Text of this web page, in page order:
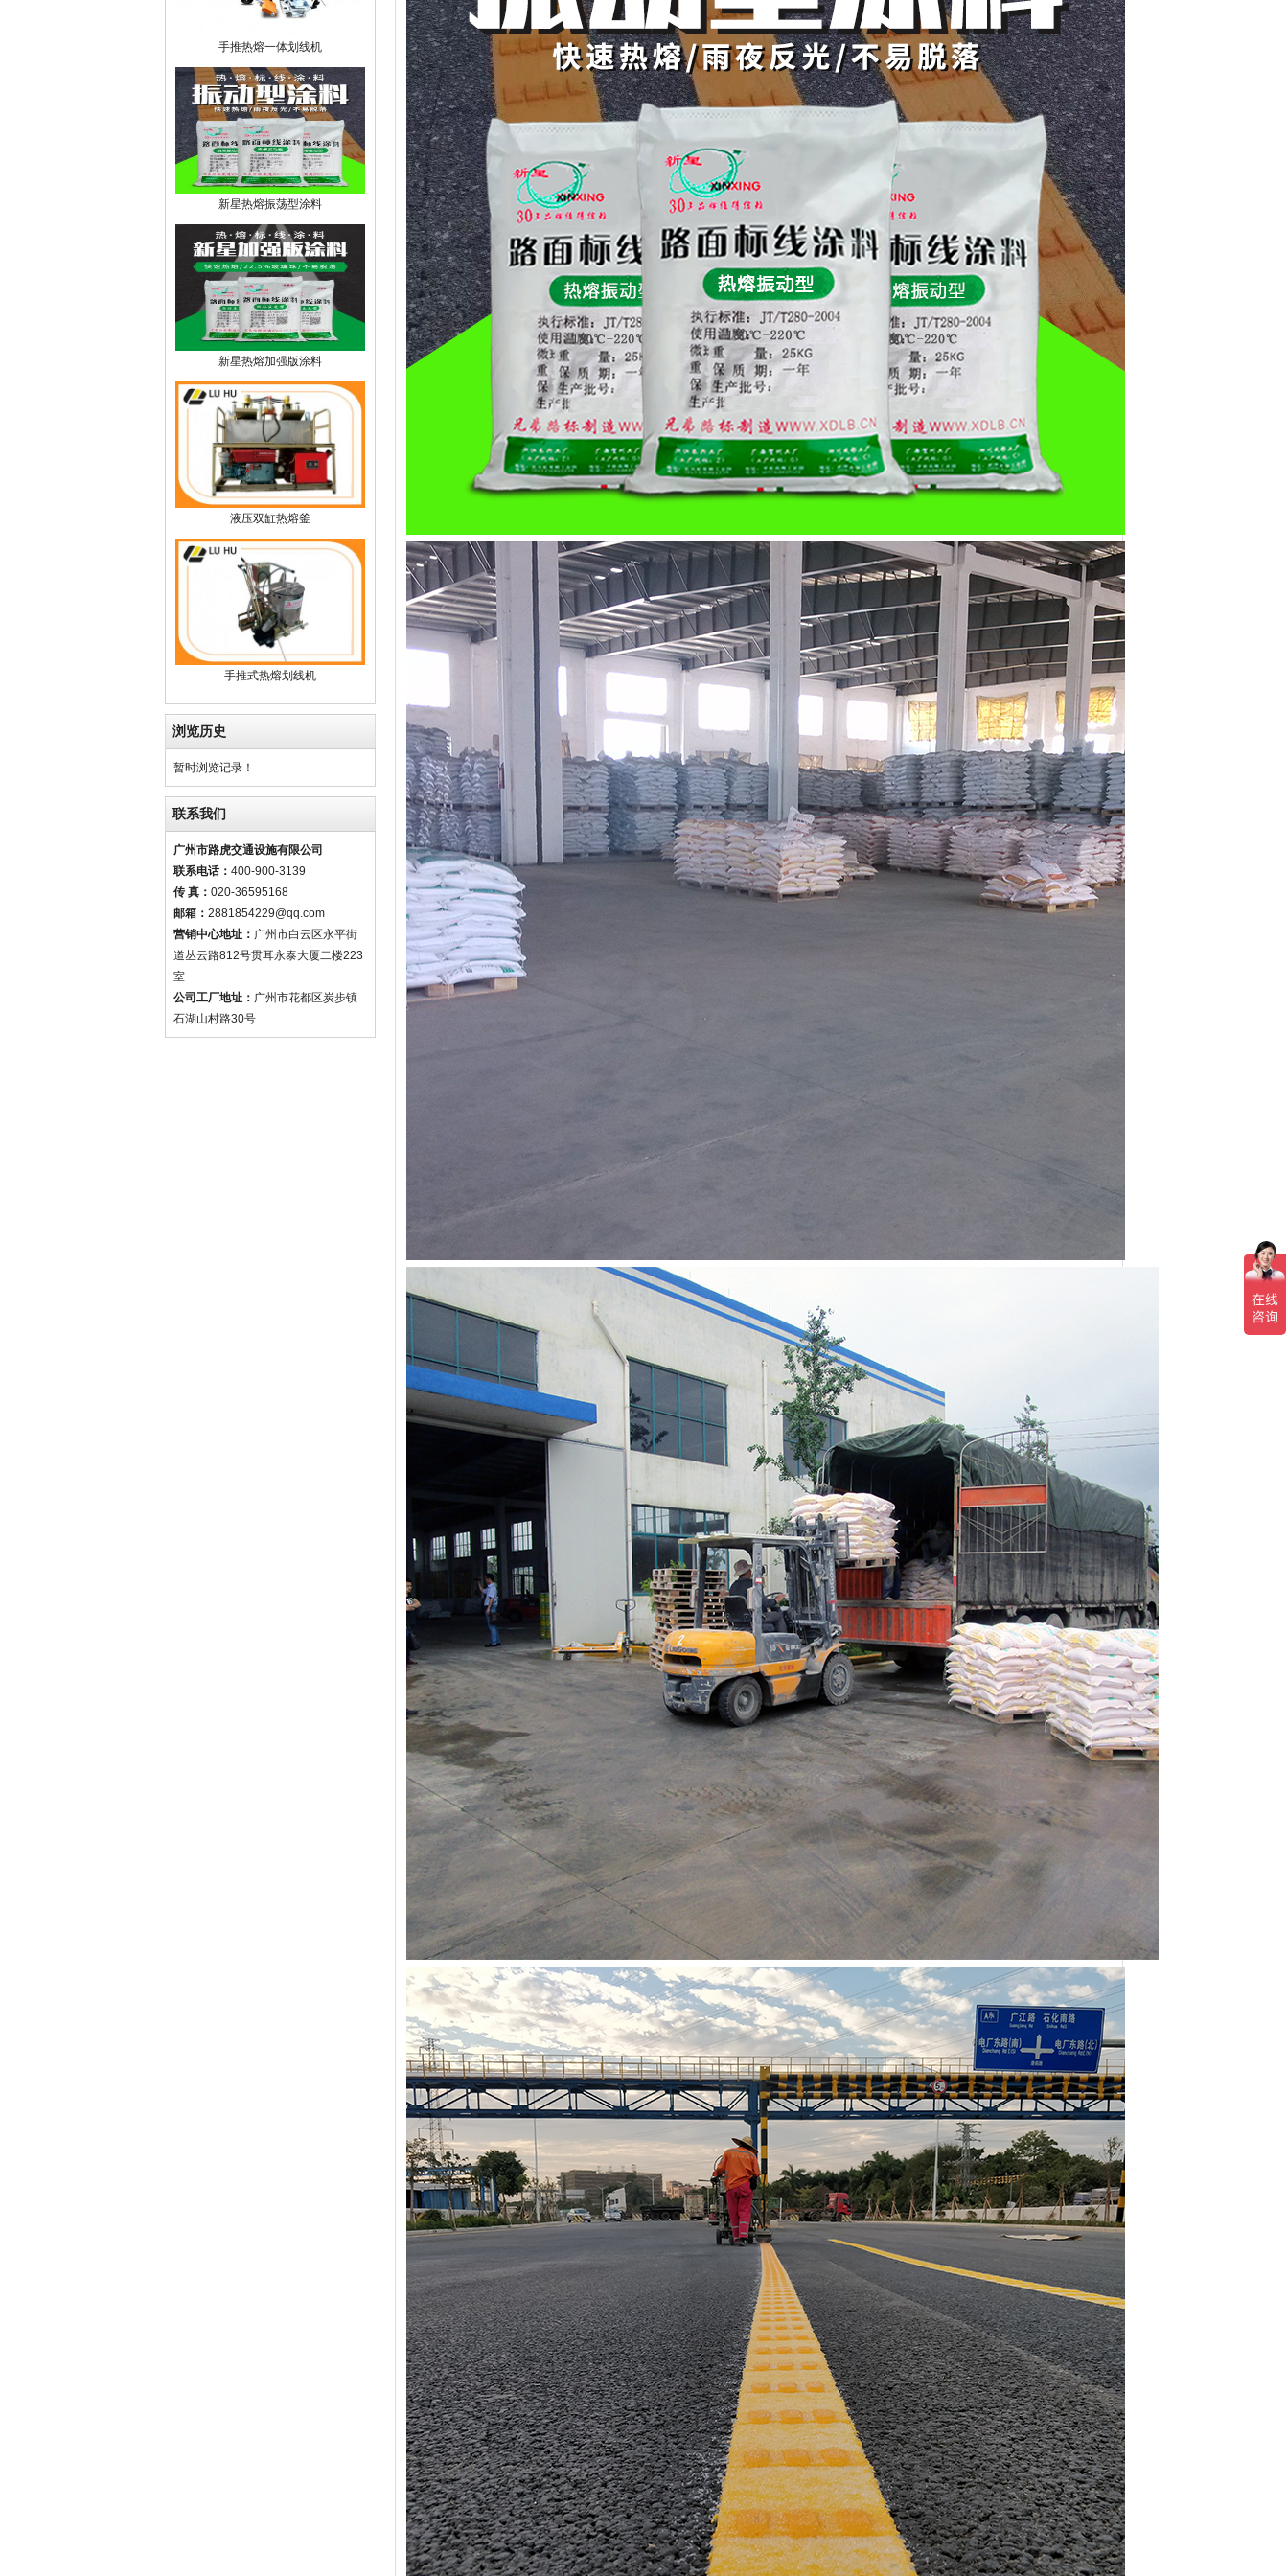
手推热熔一体划线机
新星热熔振荡型涂料
新星热熔加强版涂料
液压双缸热熔釜
手推式热熔划线机
浏览历史
暂时浏览记录！
联系我们
广州市路虎交通设施有限公司
联系电话： 400-900-3139
传 真： 020-36595168
邮箱： 2881854229@qq.com
营销中心地址： 广州市白云区永平街
道丛云路812号贯耳永泰大厦二楼223
室
公司工厂地址： 广州市花都区炭步镇
石湖山村路30号